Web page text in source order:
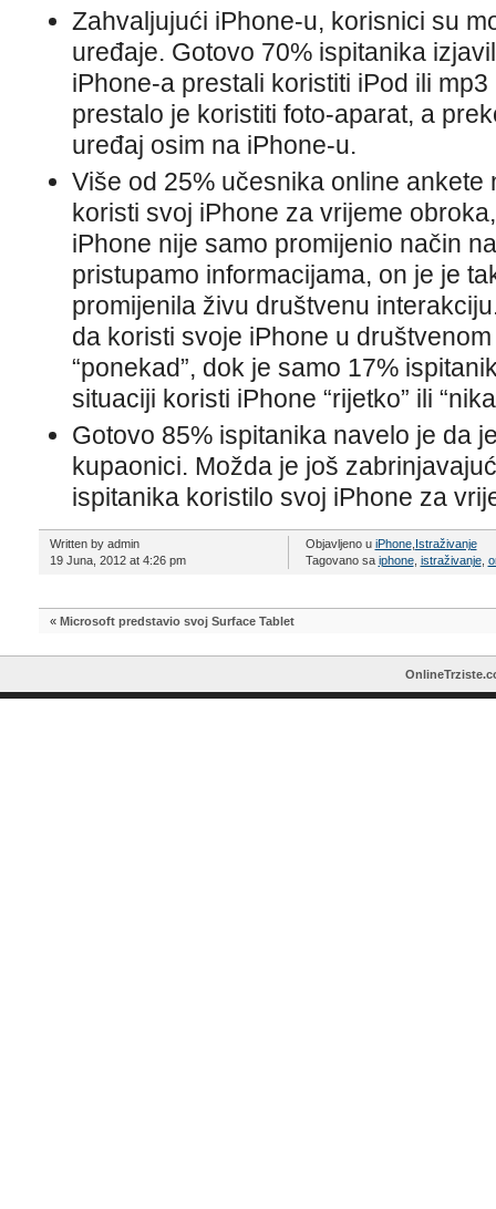
Zahvaljujući iPhone-u, korisnici su
uređaje. Gotovo 70% ispitanika
iPhone-a prestali koristiti iPod ili
prestalo je koristiti foto-aparat, a
uređaj osim na iPhone-u.
Više od 25% učesnika online ankete
koristi svoj iPhone za vrijeme
iPhone nije samo promijenio način
pristupamo informacijama, on je je
promijenila živu društvenu
da koristi svoje iPhone u društvenom
“ponekad”, dok je samo 17%
situaciji koristi iPhone “rijetko” ili
Gotovo 85% ispitanika navelo je da
kupaonici. Možda je još
ispitanika koristilo svoj iPhone za
Written by admin
19 Juna, 2012 at 4:26 pm
Objavljeno u iPhone, Istraživanje
Tagovano sa iphone, istraživanje,
« Microsoft predstavio svoj Surface Tablet